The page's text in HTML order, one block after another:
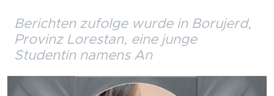
Berichten zufolge wurde in Borujerd,
Provinz Lorestan, eine junge
Studentin namens An